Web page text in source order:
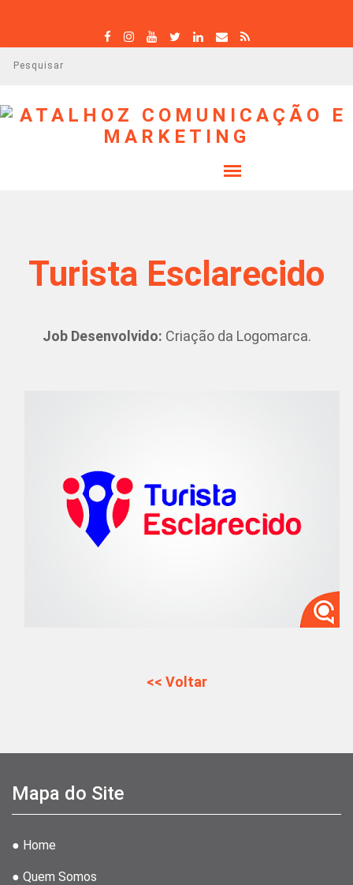
q
Turista Esclarecido
Job Desenvolvido: Criação da Logomarca.
<< Voltar
Mapa do Site
● Home
● Quem Somos